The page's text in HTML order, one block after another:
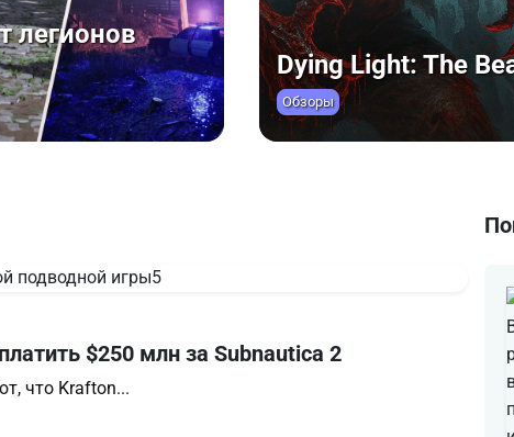
Игровой октябрь
легенд до танков
Новости
$250 млн за Subnautica 2
что Krafton...